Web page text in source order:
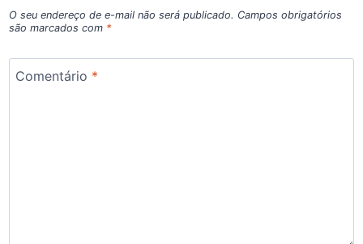
O seu endereço de e-mail não será publicado. Campos obrigatórios
são marcados com *
Comentário *